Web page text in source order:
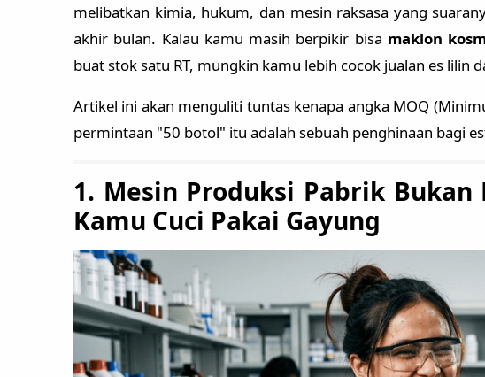
melibatkan kimia, hukum, dan mesin raksasa yang
akhir bulan. Kalau kamu masih berpikir bisa maklon
buat stok satu RT, mungkin kamu lebih cocok jualan es lilin
Artikel ini akan menguliti tuntas kenapa angka MOQ
permintaan "50 botol" itu adalah sebuah penghinaan bagi
1. Mesin Produksi Pabrik Bukan
Kamu Cuci Pakai Gayung